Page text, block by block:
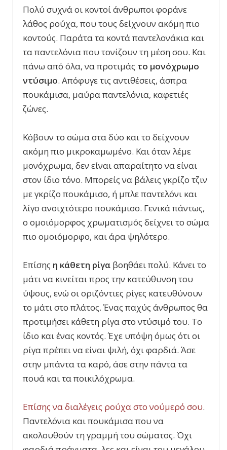
Πολύ συχνά οι κοντοί άνθρωποι φοράνε
λάθος ρούχα, που τους δείχνουν ακόμη πιο
κοντούς. Παράτα τα κοντά παντελονάκια και
τα παντελόνια που τονίζουν τη μέση σου. Και
πάνω από όλα, να προτιμάς το μονόχρωμο
ντύσιμο. Απόφυγε τις αντιθέσεις, άσπρα
πουκάμισα, μαύρα παντελόνια, καφετιές
ζώνες.
Κόβουν το σώμα στα δύο και το δείχνουν
ακόμη πιο μικροκαμωμένο. Και όταν λέμε
μονόχρωμα, δεν είναι απαραίτητο να είναι
στον ίδιο τόνο. Μπορείς να βάλεις γκρίζο τζιν
με γκρίζο πουκάμισο, ή μπλε παντελόνι και
λίγο ανοιχτότερο πουκάμισο. Γενικά πάντως,
ο ομοιόμορφος χρωματισμός δείχνει το σώμα
πιο ομοιόμορφο, και άρα ψηλότερο.
Επίσης η κάθετη ρίγα βοηθάει πολύ. Κάνει το
μάτι να κινείται προς την κατεύθυνση του
ύψους, ενώ οι οριζόντιες ρίγες κατευθύνουν
το μάτι στο πλάτος. Ένας παχύς άνθρωπος θα
προτιμήσει κάθετη ρίγα στο ντύσιμό του. Το
ίδιο και ένας κοντός. Έχε υπόψη όμως ότι οι
ρίγα πρέπει να είναι ψιλή, όχι φαρδιά. Άσε
στην μπάντα τα καρό, άσε στην πάντα τα
πουά και τα ποικιλόχρωμα.
Επίσης να διαλέγεις ρούχα στο νούμερό σου.
Παντελόνια και πουκάμισα που να
ακολουθούν τη γραμμή του σώματος. Όχι